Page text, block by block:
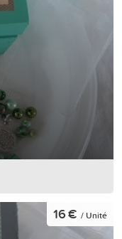
16 € / Unité